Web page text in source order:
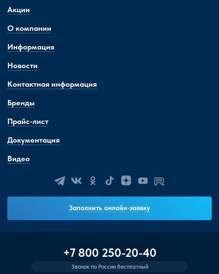
Акции
О компании
Информация
Новости
Контактная информация
Бренды
Прайс-лист
Документация
Видео
Заполнить онлайн-заявку
+7 800 250-20-40
Звонок по России бесплатный